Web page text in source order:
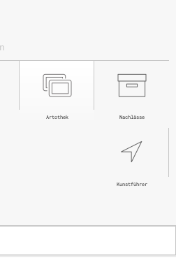
Nachlässe
Artothek
Kunstführer